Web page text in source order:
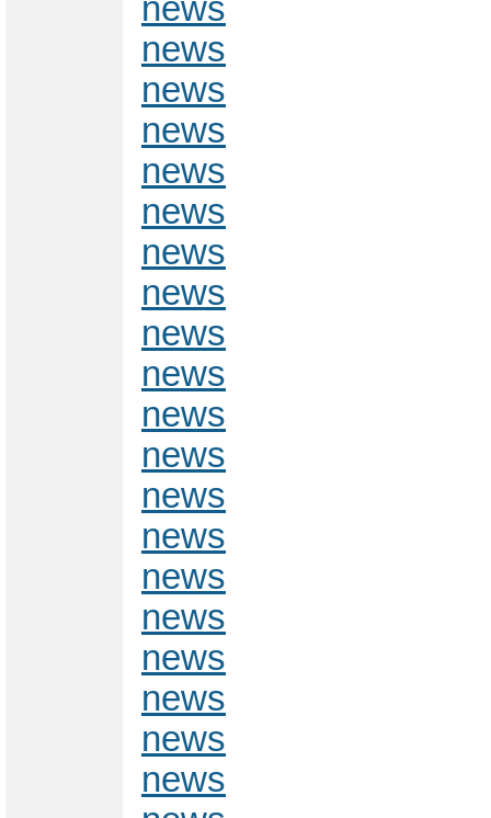
news
news
news
news
news
news
news
news
news
news
news
news
news
news
news
news
news
news
news
news